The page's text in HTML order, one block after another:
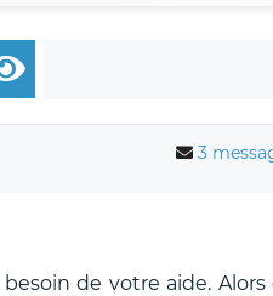
3
de votre aide.